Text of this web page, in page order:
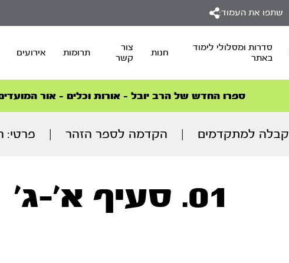
שתפו את העמוד:
סדרות ומסלולי לימוד
באתר
חנות
צור
קשר
תרומות אירועים
סדרות הפודקאסטים
הסדרה המובילה החודש – דרך המלך
ספרו החדש של הרב יובל – אורות וכלים – אור
הצטרפו למהפכת הבריאות הטבעית >
סדרות הפודקאסטים
הסדרה המובילה החודש – דרך המלך
קבלה למתקדמים הקדמה לספר הזהר פרטי:
01. סעיף א’-ג’